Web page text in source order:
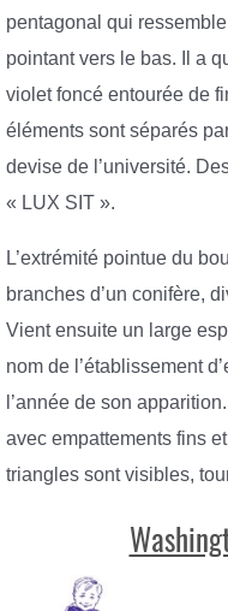
pentagonal qui
pointant vers le bas. Il a
violet foncé entourée de
éléments sont séparés
devise de l’université.
« LUX SIT ».
L’extrémité pointue du
branches d’un conifère,
Vient ensuite un large
nom de l’établissement
l’année de son
avec empattements fins
triangles sont visibles,